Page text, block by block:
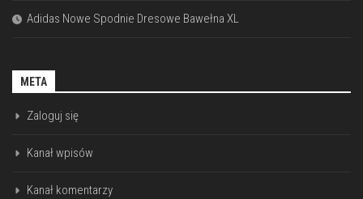
Adidas Nowe Spodnie Dresowe Bawełna XL
META
Zaloguj się
Kanał wpisów
Kanał komentarzy